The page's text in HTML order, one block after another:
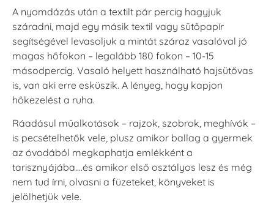
A nyomdázás után a textilt pár percig hagyjuk
száradni, majd egy másik textil vagy sütőpapír
segítségével levasoljuk a mintát száraz vasalóval jó
magas hőfokon – legalább 180 fokon – 10-15
másodpercig. Vasaló helyett használható hajsütővas
is, van aki erre esküszik. A lényeg, hogy kapjon
hőkezelést a ruha.
Ráadásul műalkotások – rajzok, szobrok, meghívók –
is pecsételhetők vele, plusz amikor ballag a gyermek
az óvodából megkaphatja emlékként a
tarisznyájába….és amikor első osztályos lesz és még
nem tud írni, olvasni a füzeteket, könyveket is
jelölhetjük vele.